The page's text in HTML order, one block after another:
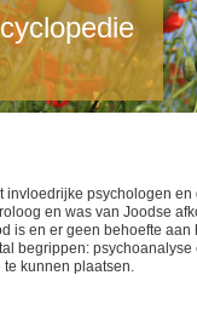
psychologen
en was van Joodse
is en er geen behoefte
begrippen:
kunnen plaatsen.